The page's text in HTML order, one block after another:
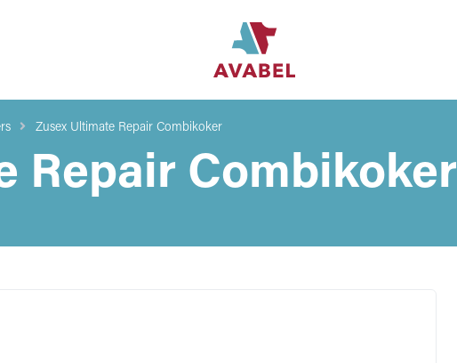
Zusex Ultimate Repair Combikoker
Repair Combikoker